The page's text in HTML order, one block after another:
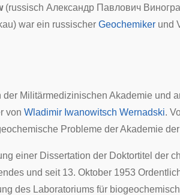
(russisch Александр Павлович
) war ein russischer Geochemiker und
Militärmedizinischen Akademie und
von Wladimir Iwanowitsch Wernadski.
Probleme der Akademie
einer Dissertation der Doktortitel der
und seit 13. Oktober 1953
des Laboratoriums für